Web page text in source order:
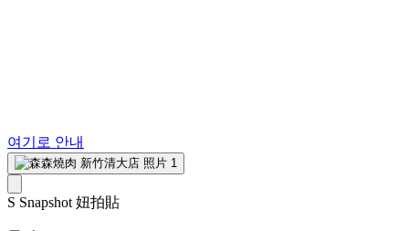
여기로 안내
S Snapshot 妞拍貼